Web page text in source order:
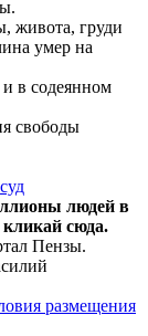
живота, груди
умер на
в содеянном
свободы
суд
людей в
кликай сюда.
Пензы.
размещения